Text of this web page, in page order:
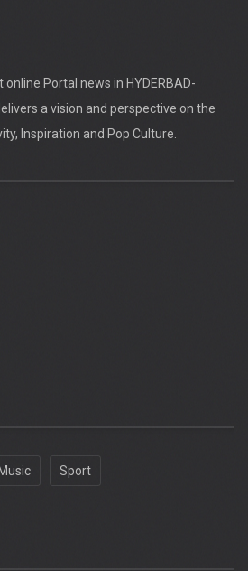
Portal news in HYDERBAD-
a vision and perspective on the
Inspiration and Pop Culture.
Music Sport